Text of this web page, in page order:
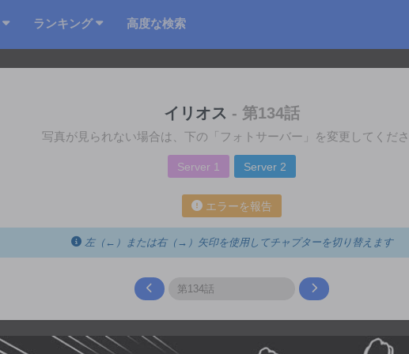
ランキング 高度な検索
イリオス - 第134話
写真が見られない場合は、下の「フォトサーバー」を変更してくだ
Server 1 Server 2
エラーを報告
左（←）または右（→）矢印を使用してチャプターを切り替えます